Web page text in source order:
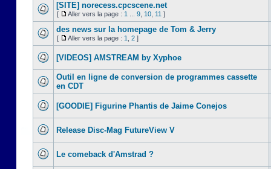
[SITE] norecess.cpcscene.net
[ Aller vers la page : 1 9 10 11 ]
des news sur la homepage de Tom & Jerry
[ Aller vers la page : 1 2 ]
[VIDEOS] AMSTREAM by Xyphoe
Outil en ligne de conversion de programmes cassette
en CDT
[GOODIE] Figurine Phantis de Jaime Conejos
Release Disc-Mag FutureView V
Le comeback d'Amstrad ?